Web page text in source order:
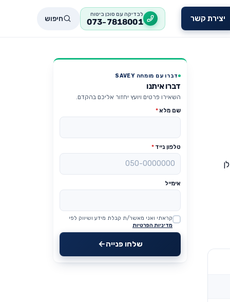
יצירת קשר לבדיקה עם סוכן ביטוח
073-7818001 חיפוש
דברו עם מומחה SAVEY
דברו איתנו
השאירו פרטים ויועץ יחזור אליכם בהקדם.
שם מלא*
טלפון נייד *
אימייל
Website
קראתי ואני מאשר/ת קבלת מידע ושיווק לפי
מדיניות הפרטיות
שלחו פנייה